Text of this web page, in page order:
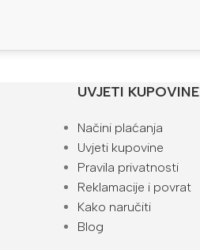
UVJETI KUPOVINE
Načini plaćanja
Uvjeti kupovine
Pravila privatnosti
Reklamacije i povrat
Kako naručiti
Blog